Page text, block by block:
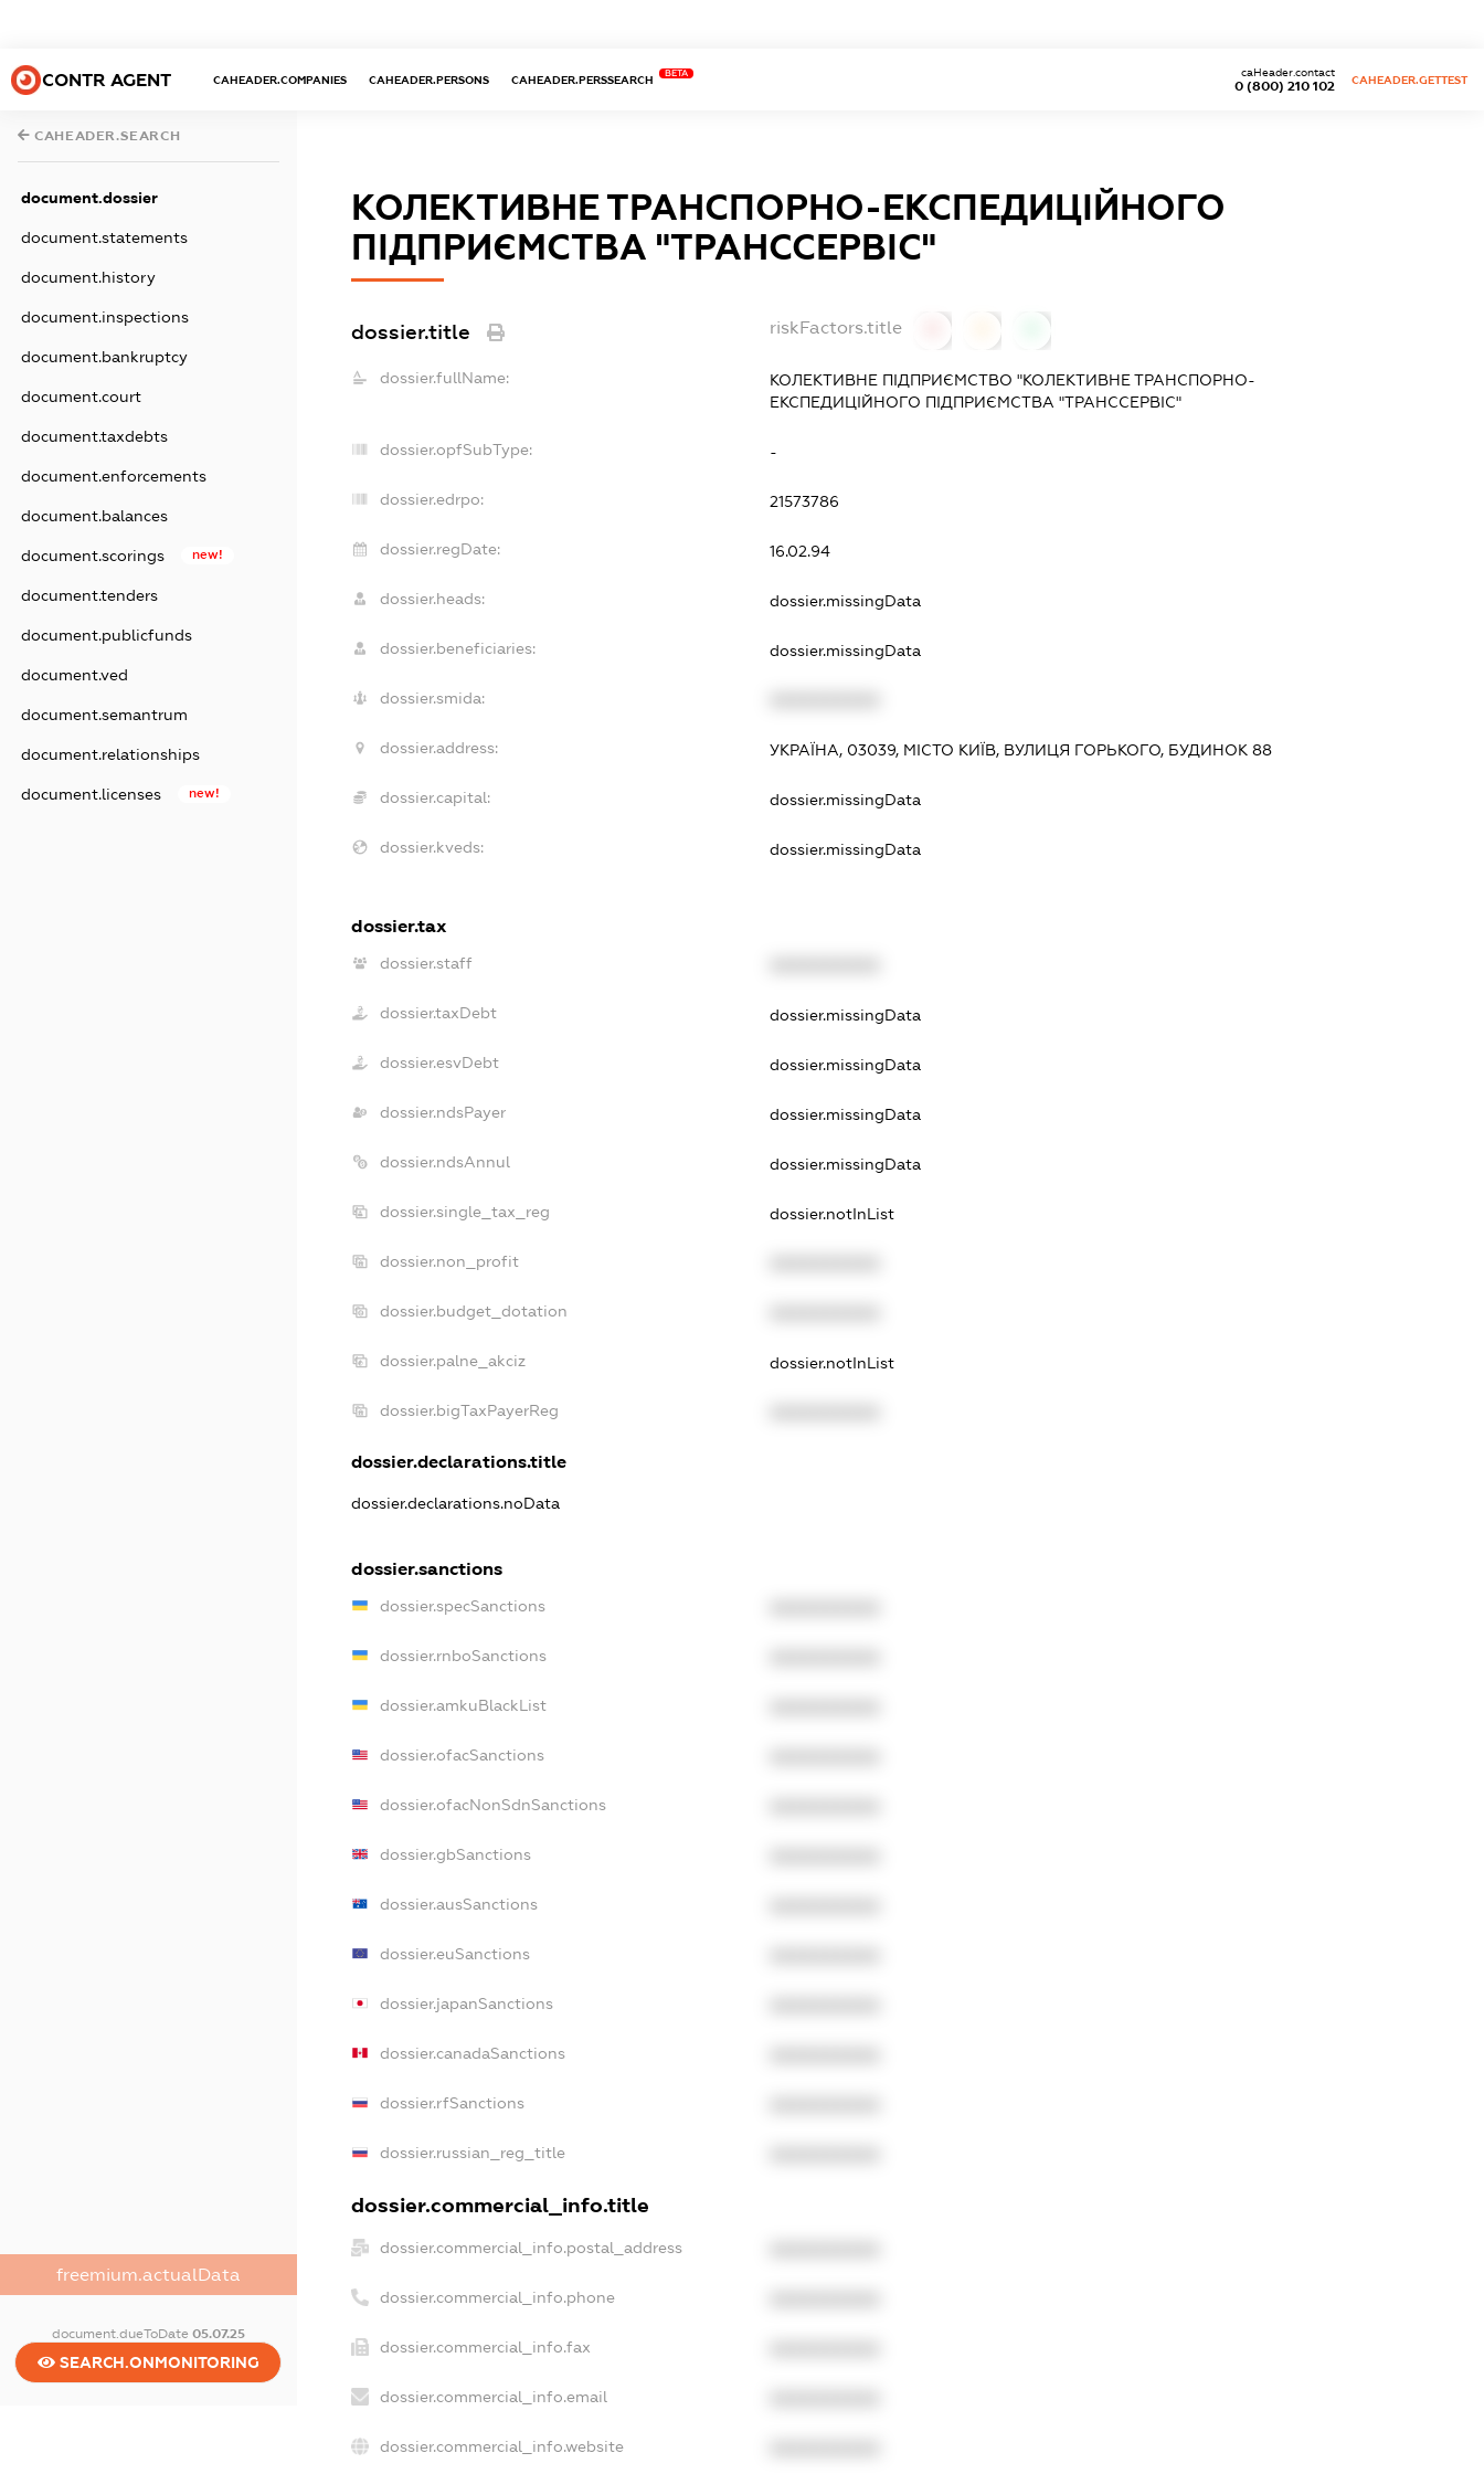
CONTR AGENT CAHEADER.COMPANIES CAHEADER.PERSONS CAHEADER.PERSSEARCH
BETA
0 (800) 210 102
caHeader.contact
CAHEADER.GETTEST
CAHEADER.SEARCH
document.dossier
document.statements
document.history
document.inspections
document.bankruptcy
document.court
document.taxdebts
document.enforcements
document.balances
document.scorings new!
document.tenders
document.publicfunds
document.ved
document.semantrum
document.relationships
document.licenses new!
freemium.actualData
document.dueToDate 05.07.25
SEARCH.ONMONITORING
КОЛЕКТИВНЕ ТРАНСПОРНО-ЕКСПЕДИЦІЙНОГО
ПІДПРИЄМСТВА "ТРАНССЕРВІС"
dossier.title riskFactors.title
dossier.fullName:
КОЛЕКТИВНЕ ПІДПРИЄМСТВО "КОЛЕКТИВНЕ ТРАНСПОРНО-
ЕКСПЕДИЦІЙНОГО ПІДПРИЄМСТВА "ТРАНССЕРВІС"
dossier.opfSubType: -
dossier.edrpo: 21573786
dossier.regDate: 16.02.94
dossier.heads: dossier.missingData
dossier.beneficiaries: dossier.missingData
dossier.smida:
dossier.address: УКРАЇНА, 03039, МІСТО КИЇВ, ВУЛИЦЯ ГОРЬКОГО, БУДИНОК 88
dossier.capital: dossier.missingData
dossier.kveds: dossier.missingData
dossier.tax
dossier.staff
dossier.taxDebt dossier.missingData
dossier.esvDebt dossier.missingData
dossier.ndsPayer dossier.missingData
dossier.ndsAnnul dossier.missingData
dossier.single_tax_reg dossier.notInList
dossier.non_profit
dossier.budget_dotation
dossier.palne_akciz dossier.notInList
dossier.bigTaxPayerReg
dossier.declarations.title
dossier.declarations.noData
dossier.sanctions
dossier.specSanctions
dossier.rnboSanctions
dossier.amkuBlackList
dossier.ofacSanctions
dossier.ofacNonSdnSanctions
dossier.gbSanctions
dossier.ausSanctions
dossier.euSanctions
dossier.japanSanctions
dossier.canadaSanctions
dossier.rfSanctions
dossier.russian_reg_title
dossier.commercial_info.title
dossier.commercial_info.postal_address
dossier.commercial_info.phone
dossier.commercial_info.fax
dossier.commercial_info.email
dossier.commercial_info.website